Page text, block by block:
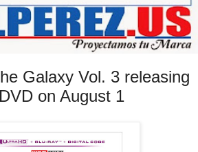
Galaxy Vol. 3 releasing
on August 1